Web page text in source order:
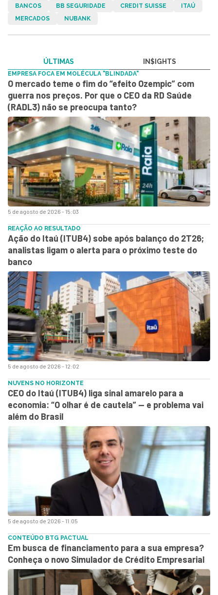
BANCOS
BB SEGURIDADE CREDIT SUISSE
ITAÚ
MERCADOS
NUBANK
ÚLTIMAS IN$IGHTS
5 de agosto de 2026 - 15:03
EMPRESA FOCA EM MOLÉCULA "BLINDADA"
O mercado teme o fim do “efeito Ozempic” com
guerra nos preços. Por que o CEO da RD Saúde
(RADL3) não se preocupa tanto?
5 de agosto de 2026 - 12:02
REAÇÃO AO RESULTADO
Ação do Itaú (ITUB4) sobe após balanço do 2T26;
analistas ligam o alerta para o próximo teste do
banco
5 de agosto de 2026 - 11:05
NUVENS NO HORIZONTE
CEO do Itaú (ITUB4) liga sinal amarelo para a
economia: “O olhar é de cautela” — e problema vai
além do Brasil
CONTEÚDO BTG PACTUAL
Em busca de financiamento para a sua empresa?
Conheça o novo Simulador de Crédito Empresarial